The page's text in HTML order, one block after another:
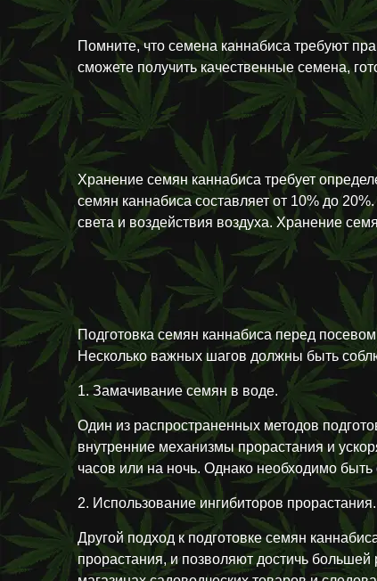
Помните, что семена каннабиса требуют
сможете получить качественные семена,
Хранение семян каннабиса требует
семян каннабиса составляет от 10% до
света и воздействия воздуха. Хранение
Подготовка семян каннабиса перед
Несколько важных шагов должны быть
1. Замачивание семян в воде.
Один из распространенных методов
внутренние механизмы прорастания и
часов или на ночь. Однако необходимо
2. Использование ингибиторов прорастания.
Другой подход к подготовке семян
прорастания, и позволяют достичь